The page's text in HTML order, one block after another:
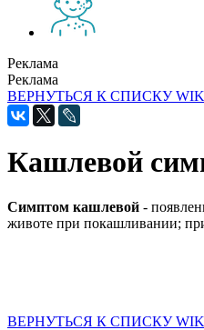
Реклама
Реклама
ВЕРНУТЬСЯ К СПИСКУ
Кашлевой
Симптом кашлевой -
животе при покашливании;
ВЕРНУТЬСЯ К СПИСКУ